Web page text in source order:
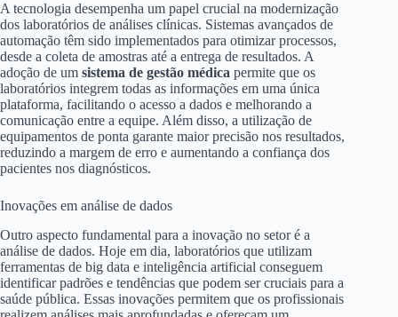
A tecnologia desempenha um papel crucial na modernização
dos laboratórios de análises clínicas. Sistemas avançados de
automação têm sido implementados para otimizar processos,
desde a coleta de amostras até a entrega de resultados. A
adoção de um sistema de gestão médica permite que os
laboratórios integrem todas as informações em uma única
plataforma, facilitando o acesso a dados e melhorando a
comunicação entre a equipe. Além disso, a utilização de
equipamentos de ponta garante maior precisão nos resultados,
reduzindo a margem de erro e aumentando a confiança dos
pacientes nos diagnósticos.
Inovações em análise de dados
Outro aspecto fundamental para a inovação no setor é a
análise de dados. Hoje em dia, laboratórios que utilizam
ferramentas de big data e inteligência artificial conseguem
identificar padrões e tendências que podem ser cruciais para a
saúde pública. Essas inovações permitem que os profissionais